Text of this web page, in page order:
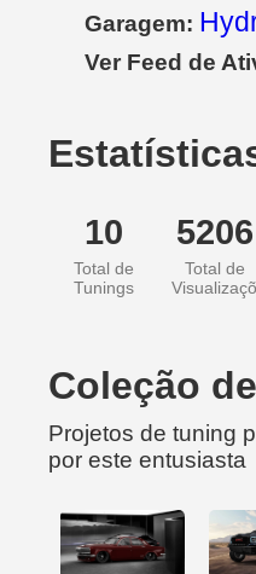
Garagem:
Ver Feed de
10
Total de
Tunings
5206
Total de
Coleção
Projetos de tuning
por este entusiasta